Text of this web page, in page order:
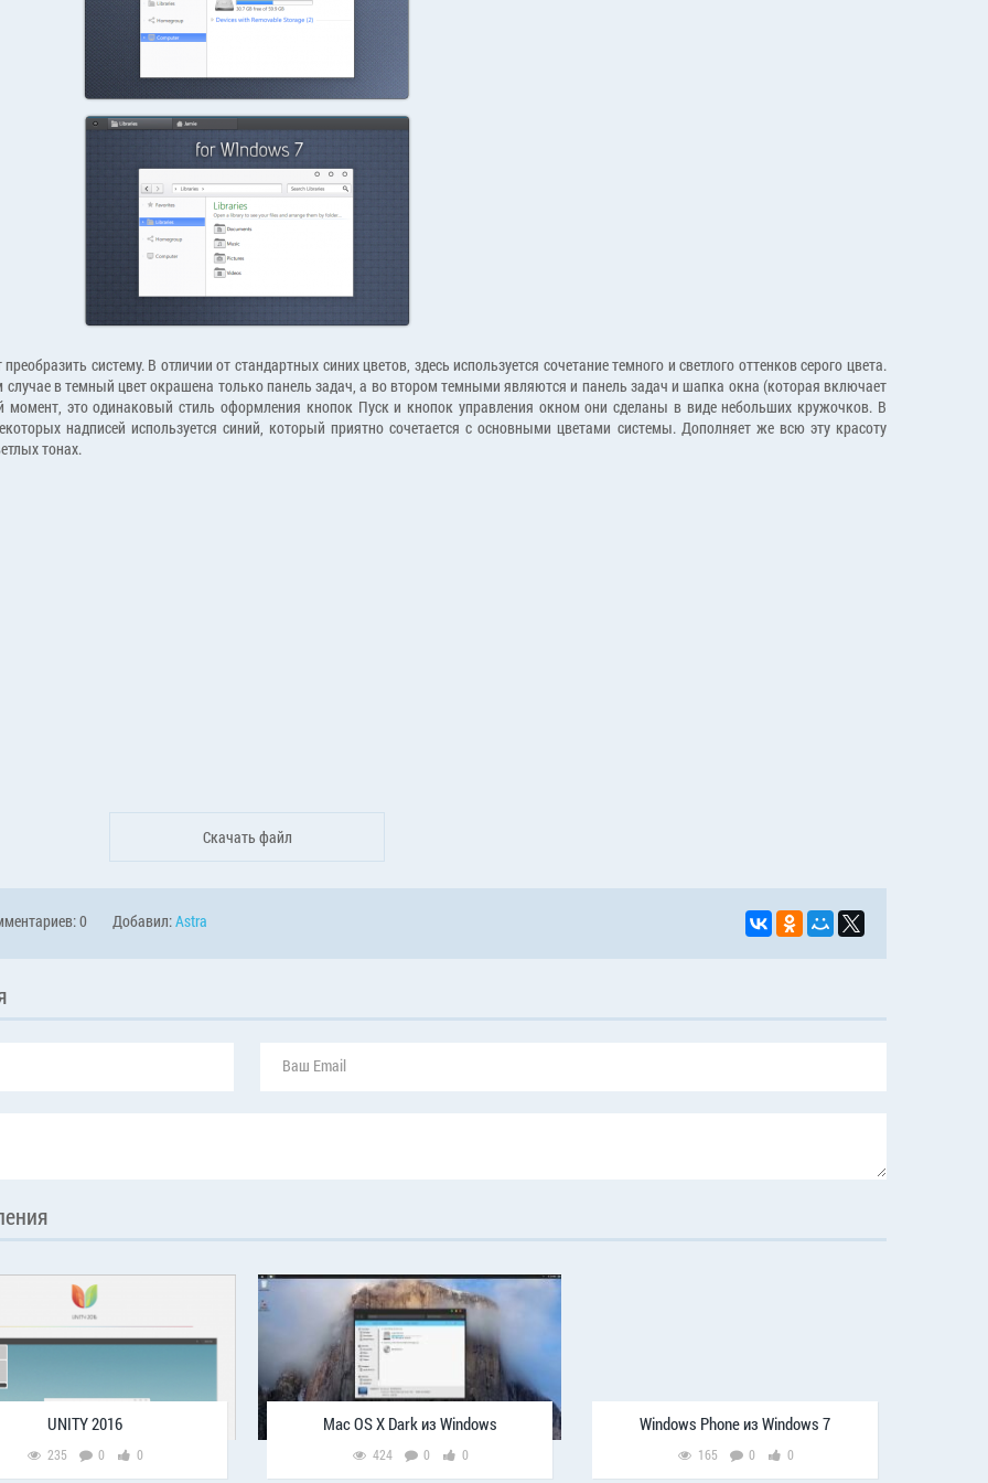
систему. В отличии от стандартных синих цветов, здесь используется сочетание темного и светлого оттенков серого цвета.
в темный цвет окрашена только панель задач, а во втором темными являются и панель задач и шапка окна (которая включает
момент, это одинаковый стиль оформления кнопок Пуск и кнопок управления окном они сделаны в виде небольших кружочков. В
надписей используется синий, который приятно сочетается с основными цветами системы. Дополняет же всю эту красоту
тонах.
Скачать файл
0 Добавил:Astra
UNITY 2016
235 0 0
Mac OS X Dark из Windows
424 0 0
Windows Phone из Windows 7
165 0 0